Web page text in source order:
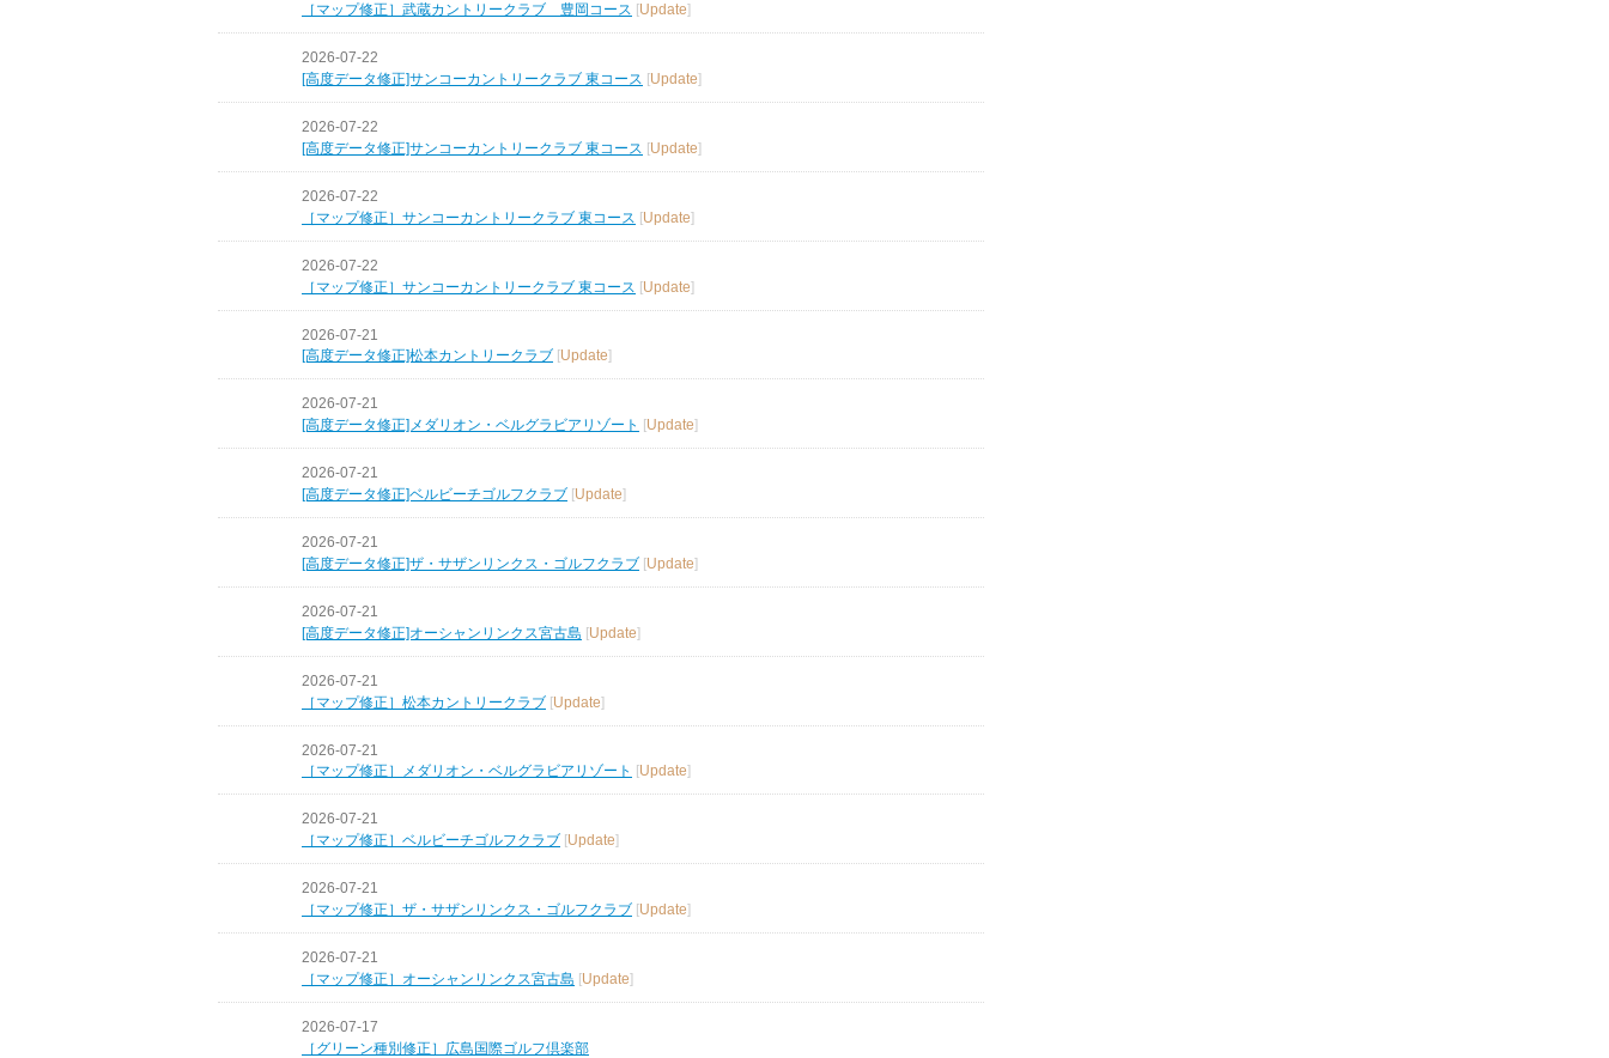
［マップ修正］武蔵カントリークラブ 豊岡コース [Update]
2026-07-22
[高度データ修正]サンコーカントリークラブ 東コース [Update]
2026-07-22
[高度データ修正]サンコーカントリークラブ 東コース [Update]
2026-07-22
［マップ修正］サンコーカントリークラブ 東コース [Update]
2026-07-22
［マップ修正］サンコーカントリークラブ 東コース [Update]
2026-07-21
[高度データ修正]松本カントリークラブ [Update]
2026-07-21
[高度データ修正]メダリオン・ベルグラビアリゾート [Update]
2026-07-21
[高度データ修正]ベルビーチゴルフクラブ [Update]
2026-07-21
[高度データ修正]ザ・サザンリンクス・ゴルフクラブ [Update]
2026-07-21
[高度データ修正]オーシャンリンクス宮古島 [Update]
2026-07-21
［マップ修正］松本カントリークラブ [Update]
2026-07-21
［マップ修正］メダリオン・ベルグラビアリゾート [Update]
2026-07-21
［マップ修正］ベルビーチゴルフクラブ [Update]
2026-07-21
［マップ修正］ザ・サザンリンクス・ゴルフクラブ [Update]
2026-07-21
［マップ修正］オーシャンリンクス宮古島 [Update]
2026-07-17
［グリーン種別修正］広島国際ゴルフ倶楽部